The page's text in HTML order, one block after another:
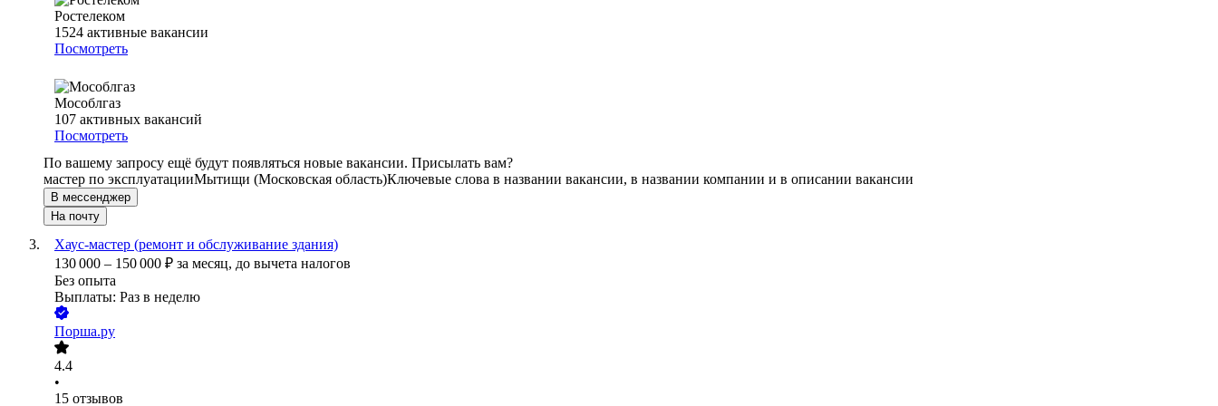
Ростелеком
1524 активные вакансии
Посмотреть
Мособлгаз
107 активных вакансий
Посмотреть
По вашему запросу ещё будут появляться новые вакансии. Присылать вам?
мастер по эксплуатацииМытищи (Московская область)Ключевые слова в названии вакансии, в названии компании и в описании вакансии
В мессенджер
На почту
Хаус-мастер (ремонт и обслуживание здания)
130 000 – 150 000 ₽ за месяц, до вычета налогов
Без опыта
Выплаты: Раз в неделю
Порша.ру
4.4
•
15 отзывов